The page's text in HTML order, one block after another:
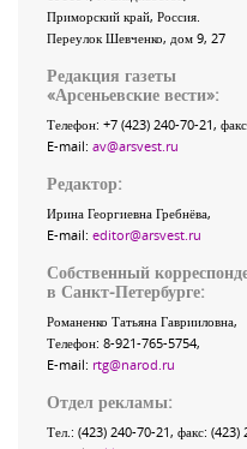
Приморский край, Россия
Переулок Шевченко, дом 9, 27
Редакция газеты
«Арсеньевские вести»:
Телефон: +7 (423) 240-70-21,
E-mail: av@arsvest.ru
Редактор:
Ирина Георгиевна Гребнёва,
E-mail: editor@arsvest.ru
Собственный
в Санкт-Петербурге:
Романенко Татьяна Гаврииловна,
Телефон: 8-921-765-5754,
E-mail: rtg@narod.ru
Отдел рекламы:
Тел.: (423) 240-70-21, факс: (423)